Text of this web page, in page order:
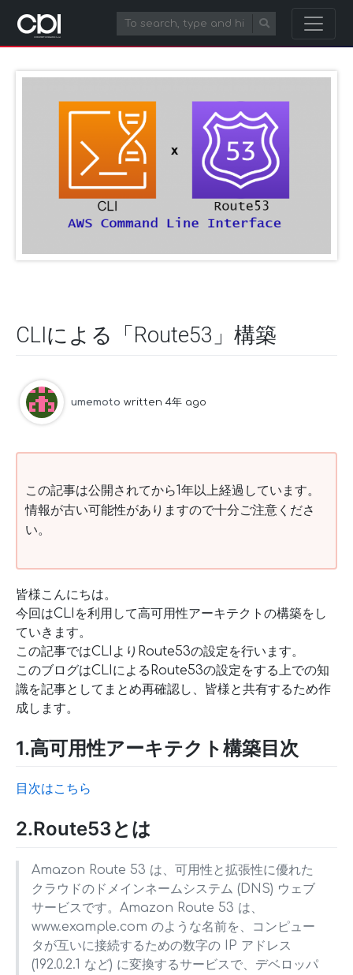
CLIによる「Route53」構築
umemoto written 4年 ago
この記事は公開されてから1年以上経過しています。
情報が古い可能性がありますので十分ご注意くださ
い。
皆様こんにちは。
今回はCLIを利用して高可用性アーキテクトの構築をし
ていきます。
この記事ではCLIよりRoute53の設定を行います。
このブログはCLIによるRoute53の設定をする上での知
識を記事としてまとめ再確認し、皆様と共有するため作
成します。
1.高可用性アーキテクト構築目次
目次はこちら
2.Route53とは
Amazon Route 53 は、可用性と拡張性に優れた
クラウドのドメインネームシステム (DNS) ウェブ
サービスです。Amazon Route 53 は、
www.example.com のような名前を、コンピュー
タが互いに接続するための数字の IP アドレス
(192.0.2.1 など) に変換するサービスで、デベロッパ